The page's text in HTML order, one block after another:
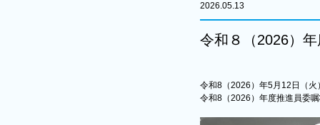
2026.05.13
令和８（2026）
令和8（2026）年5月12日（
令和8（2026）年度推進員委